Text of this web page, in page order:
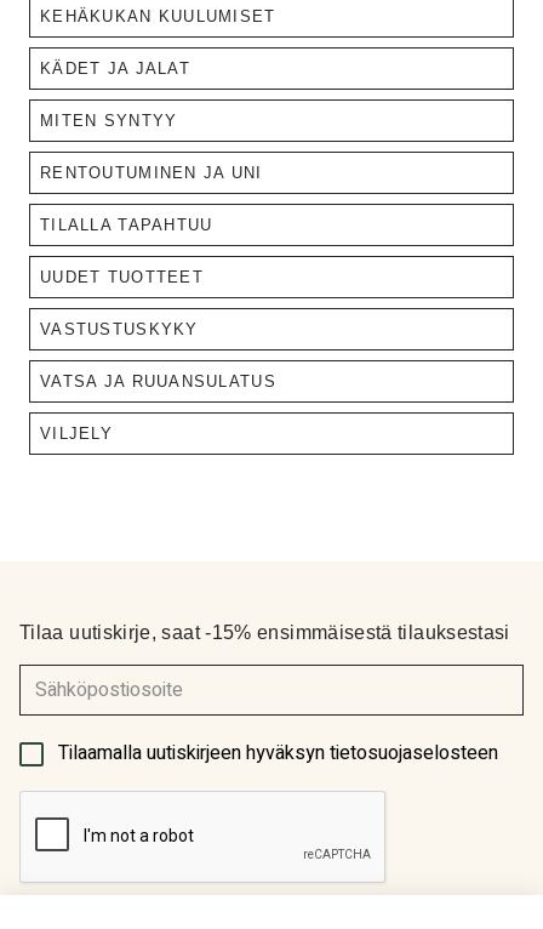
KEHÄKUKAN KUULUMISET
KÄDET JA JALAT
MITEN SYNTYY
RENTOUTUMINEN JA UNI
TILALLA TAPAHTUU
UUDET TUOTTEET
VASTUSTUSKYKY
VATSA JA RUUANSULATUS
VILJELY
Tilaa uutiskirje, saat -15% ensimmäisestä tilauksestasi
(Pakollinen)
Tilaamalla uutiskirjeen hyväksyn tietosuojaselosteen